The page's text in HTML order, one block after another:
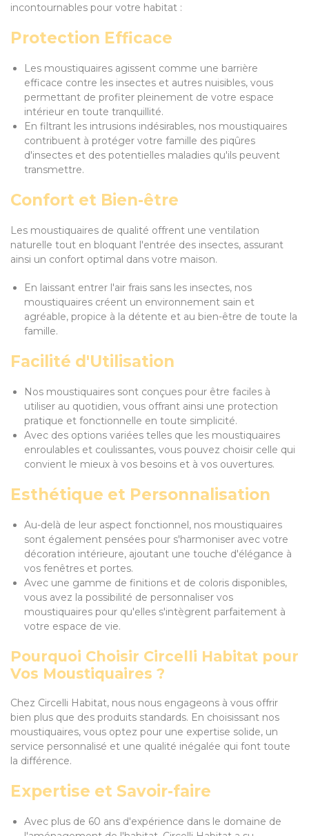
incontournables pour votre habitat :
Protection Efficace
Les moustiquaires agissent comme une barrière
efficace contre les insectes et autres nuisibles, vous
permettant de profiter pleinement de votre espace
intérieur en toute tranquillité.
En filtrant les intrusions indésirables, nos moustiquaires
contribuent à protéger votre famille des piqûres
d'insectes et des potentielles maladies qu'ils peuvent
transmettre.
Confort et Bien-être
Les moustiquaires de qualité offrent une ventilation
naturelle tout en bloquant l'entrée des insectes, assurant
ainsi un confort optimal dans votre maison.
En laissant entrer l'air frais sans les insectes, nos
moustiquaires créent un environnement sain et
agréable, propice à la détente et au bien-être de toute la
famille.
Facilité d'Utilisation
Nos moustiquaires sont conçues pour être faciles à
utiliser au quotidien, vous offrant ainsi une protection
pratique et fonctionnelle en toute simplicité.
Avec des options variées telles que les moustiquaires
enroulables et coulissantes, vous pouvez choisir celle qui
convient le mieux à vos besoins et à vos ouvertures.
Esthétique et Personnalisation
Au-delà de leur aspect fonctionnel, nos moustiquaires
sont également pensées pour s'harmoniser avec votre
décoration intérieure, ajoutant une touche d'élégance à
vos fenêtres et portes.
Avec une gamme de finitions et de coloris disponibles,
vous avez la possibilité de personnaliser vos
moustiquaires pour qu'elles s'intègrent parfaitement à
votre espace de vie.
Pourquoi Choisir Circelli Habitat pour
Vos Moustiquaires ?
Chez Circelli Habitat, nous nous engageons à vous offrir
bien plus que des produits standards. En choisissant nos
moustiquaires, vous optez pour une expertise solide, un
service personnalisé et une qualité inégalée qui font toute
la différence.
Expertise et Savoir-faire
Avec plus de 60 ans d'expérience dans le domaine de